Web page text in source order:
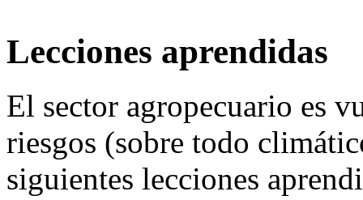
Lecciones aprendidas
El sector agropecuario es
riesgos (sobre todo
siguientes lecciones